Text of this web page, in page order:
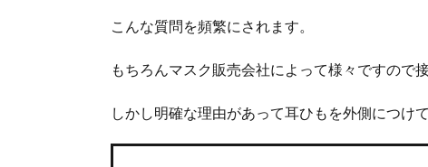
こんな質問を頻繁にされます。
もちろんマスク販売会社によって様々ですので
しかし明確な理由があって耳ひもを外側につけ